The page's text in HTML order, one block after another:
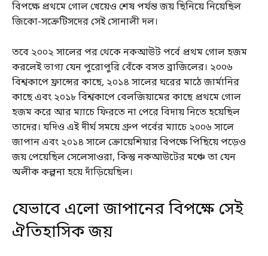
বিপক্ষে প্রথমে গোল খেয়েও শেষ পর্যন্ত জয় ছিনিয়ে নিয়েছিল
জিকো-সক্রেটিসদের সেই সোনালী দল।
তবে ২০০২ সালের পর থেকে নকআউট পর্বে প্রথম গোল হজম
করলেই ভাগ্য যেন পুরোপুরি বেঁকে বসত ব্রাজিলের। ২০০৬
বিশ্বকাপে ফ্রান্সের কাছে, ২০১৪ সালের ঘরের মাঠে জার্মানির
কাছে এবং ২০১৮ বিশ্বকাপে বেলজিয়ামের কাছে প্রথমে গোল
হজম করে আর ম্যাচে ফিরতে না পেরে বিদায় নিতে হয়েছিল
তাদের। যদিও এই দীর্ঘ সময়ে গ্রুপ পর্বের ম্যাচে ২০০৬ সালে
জাপান এবং ২০১৪ সালে ক্রোয়েশিয়ার বিপক্ষে পিছিয়ে পড়েও
জয় পেয়েছিল সেলেসাওরা, কিন্তু নকআউটের মঞ্চে তা যেন
অলীক কল্পনা হয়ে দাঁড়িয়েছিল।
যেভাবে এলো জাপানের বিপক্ষে সেই
ঐতিহাসিক জয়